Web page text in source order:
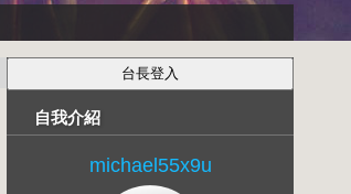
自我介紹
michael55x9u